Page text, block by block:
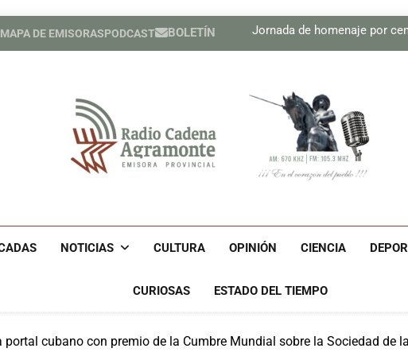
MAPA DE EMISORASPODCAST BOLETÍN
Jornada de homenaje por
Hansel
Jornada de homenaje por
Hansel
Formación en
Radio Cadena
NOTICIAS CULTURA OPINIÓN CIENCIA
CURIOSAS ESTADO DEL TIEMPO
portal cubano con premio de la Cumbre Mundial sobre la Sociedad de